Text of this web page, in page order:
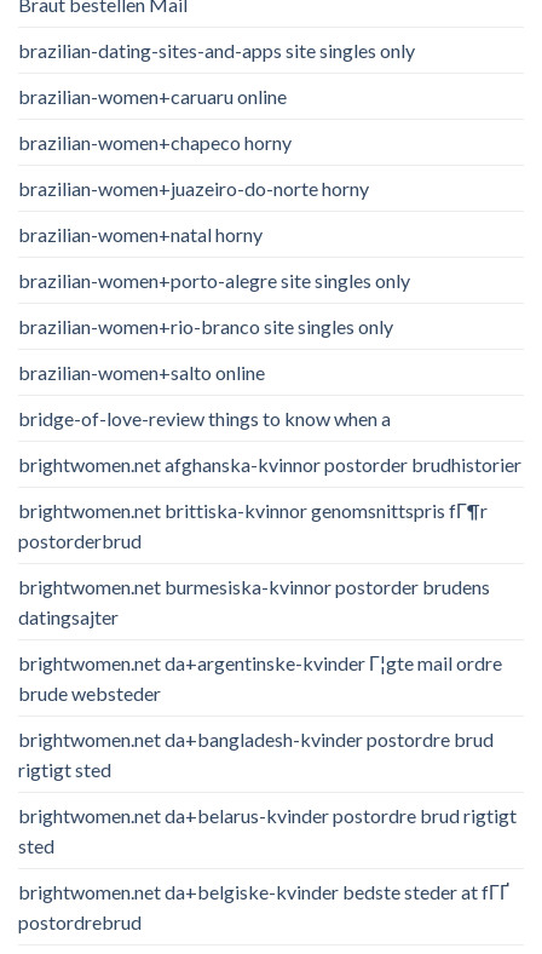
brazilian-dating-sites-and-apps site singles only
brazilian-women+caruaru online
brazilian-women+chapeco horny
brazilian-women+juazeiro-do-norte horny
brazilian-women+natal horny
brazilian-women+porto-alegre site singles only
brazilian-women+rio-branco site singles only
brazilian-women+salto online
bridge-of-love-review things to know when a
brightwomen.net afghanska-kvinnor postorder brudhistorier
brightwomen.net brittiska-kvinnor genomsnittspris fГ¶r
postorderbrud
brightwomen.net burmesiska-kvinnor postorder brudens
datingsajter
brightwomen.net da+argentinske-kvinder Г¦gte mail ordre
brude websteder
brightwomen.net da+bangladesh-kvinder postordre brud
rigtigt sted
brightwomen.net da+belarus-kvinder postordre brud rigtigt
sted
brightwomen.net da+belgiske-kvinder bedste steder at fГҐ
postordrebrud